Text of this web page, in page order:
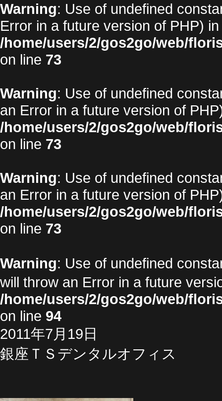
Warning: Use of undefined
Error in a future version of PHP) in
/home/users/2/gos2go/web/
on line 73
Warning: Use of undefined
an Error in a future version of
/home/users/2/gos2go/web/
on line 73
Warning: Use of undefined
an Error in a future version of
/home/users/2/gos2go/web/
on line 73
Warning: Use of undefined
will throw an Error in a future
/home/users/2/gos2go/web/
on line 94
2011年7月19日
銀座ＴＳデンタルオフィス